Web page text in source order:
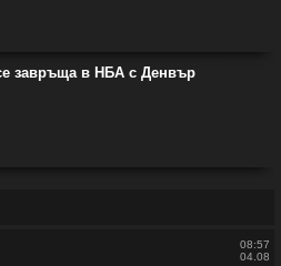
завръща в НБА с Денвър
08:57
04.08